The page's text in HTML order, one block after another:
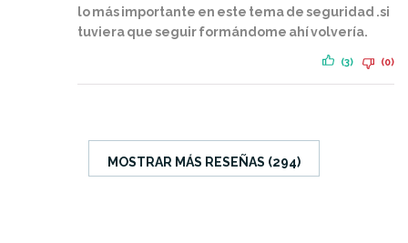
lo más importante en este tema de seguridad .si
tuviera que seguir formándome ahí volvería.
(3) (0)
MOSTRAR MÁS RESEÑAS (294)